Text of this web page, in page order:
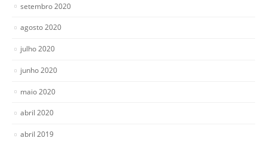
setembro 2020
agosto 2020
julho 2020
junho 2020
maio 2020
abril 2020
abril 2019